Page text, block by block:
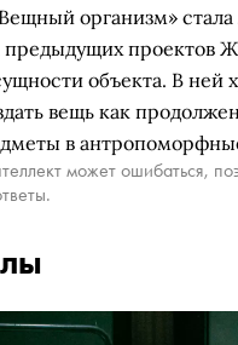
организм»
проектов
объекта. В ней
вещь как
в
может ошибаться,